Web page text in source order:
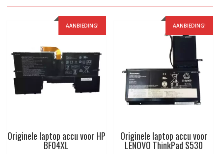
AANBIEDING!
Originele laptop accu voor HP
BF04XL
AANBIEDING!
Originele laptop accu voor
LENOVO ThinkPad S530